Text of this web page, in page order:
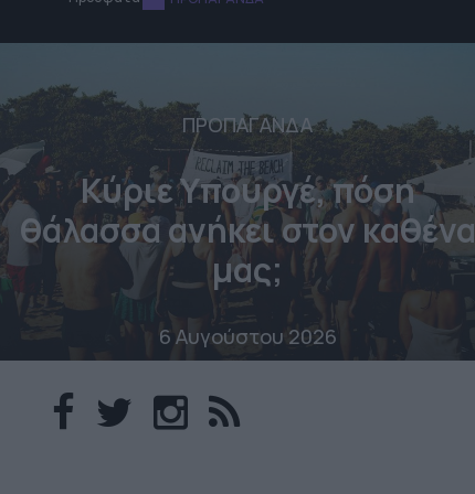
ΠΡΟΠΑΓΑΝΔΑ
Κύριε Υπουργέ, πόση
θάλασσα ανήκει στον καθένα
μας;
6 Αυγούστου 2026